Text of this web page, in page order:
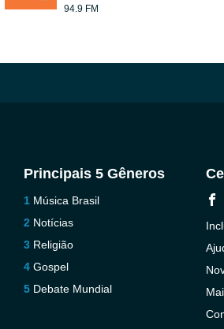
94.9 FM
Principais 5 Gêneros
Música Brasil
Notícias
Religião
Gospel
Debate Mundial